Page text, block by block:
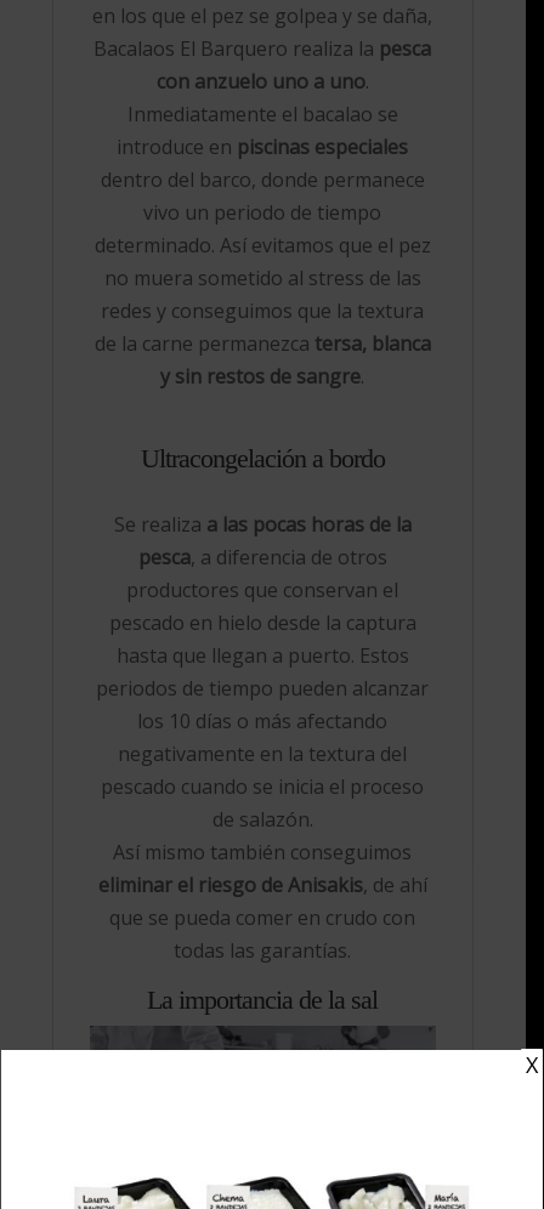
en los que el pez se golpea y se daña,
Bacalaos El Barquero realiza la pesca
con anzuelo uno a uno.
Inmediatamente el bacalao se
introduce en piscinas especiales
dentro del barco, donde permanece
vivo un periodo de tiempo
determinado. Así evitamos que el pez
no muera sometido al stress de las
redes y conseguimos que la textura
de la carne permanezca tersa, blanca
y sin restos de sangre.
Ultracongelación a bordo
Se realiza a las pocas horas de la
pesca, a diferencia de otros
productores que conservan el
pescado en hielo desde la captura
hasta que llegan a puerto. Estos
periodos de tiempo pueden alcanzar
los 10 días o más afectando
negativamente en la textura del
pescado cuando se inicia el proceso
de salazón.
Así mismo también conseguimos
eliminar el riesgo de Anisakis, de ahí
que se pueda comer en crudo con
todas las garantías.
La importancia de la sal
X